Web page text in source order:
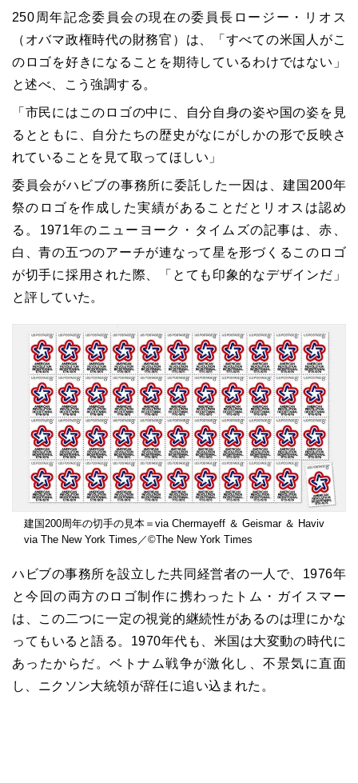
250周年記念委員会の現在の委員長ロージー・リオス
（オバマ政権時代の財務官）は、「すべての米国人がこ
のロゴを好きになることを期待しているわけではない」
と述べ、こう強調する。
「市民にはこのロゴの中に、自分自身の姿や国の姿を見
るとともに、自分たちの歴史がなにがしかの形で反映さ
れていることを見て取ってほしい」
委員会がハビブの事務所に委託した一因は、建国200年
祭のロゴを作成した実績があることだとリオスは認め
る。1971年のニューヨーク・タイムズの記事は、赤、
白、青の五つのアーチが連なって星を形づくるこのロゴ
が切手に採用された際、「とても印象的なデザインだ」
と評していた。
建国200周年の切手の見本＝via Chermayeff ＆ Geismar ＆ Haviv
via The New York Times／©The New York Times
ハビブの事務所を設立した共同経営者の一人で、1976年
と今回の両方のロゴ制作に携わったトム・ガイスマー
は、この二つに一定の視覚的継続性があるのは理にかな
ってもいると語る。1970年代も、米国は大変動の時代に
あったからだ。ベトナム戦争が激化し、不景気に直面
し、ニクソン大統領が辞任に追い込まれた。